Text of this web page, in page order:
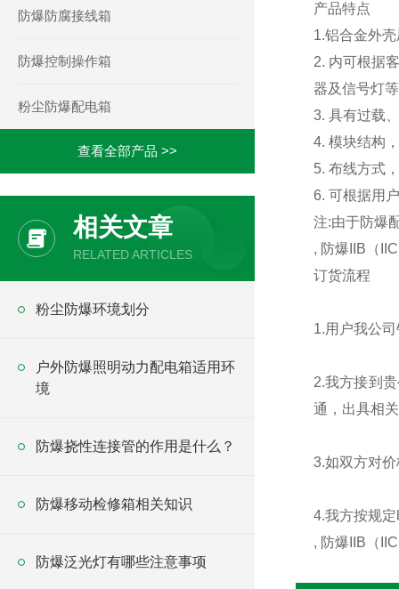
防爆防腐接线箱
防爆控制操作箱
粉尘防爆配电箱
查看全部产品 >>
相关文章
RELATED ARTICLES
粉尘防爆环境划分
户外防爆照明动力配电箱适用环
境
防爆挠性连接管的作用是什么？
防爆移动检修箱相关知识
防爆泛光灯有哪些注意事项
产品特点
1.铝合金外
2. 内可根据
器及信号灯
3. 具有过载
4. 模块结构
5. 布线方式
6. 可根据用
注:由于防爆
, 防爆IIB（
订货流程
1.用户我公
2.我方接到
通，出具相
3.如双方对
4.我方按规
, 防爆IIB（